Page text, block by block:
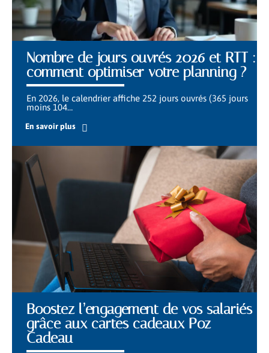
Nombre de jours ouvrés 2026 et RTT :
comment optimiser votre planning ?
En 2026, le calendrier affiche 252 jours ouvrés (365 jours
moins 104…
En savoir plus
Boostez l’engagement de vos salariés
grâce aux cartes cadeaux Poz
Cadeau